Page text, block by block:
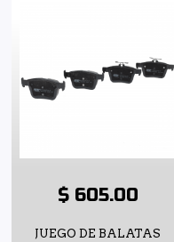
$ 605.00
JUEGO DE BALATAS